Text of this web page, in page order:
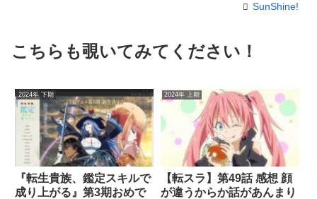
SunShine!
こちらも覗いてみてください！
2024年 下期
『転生貴族、鑑定スキルで
成り上がる』第3期おめで
2024年 上期
【転スラ】第49話 感想 顔
が違うからか話があんまり